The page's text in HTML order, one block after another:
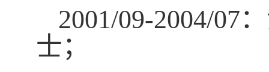
2001/09-2004/07
士；